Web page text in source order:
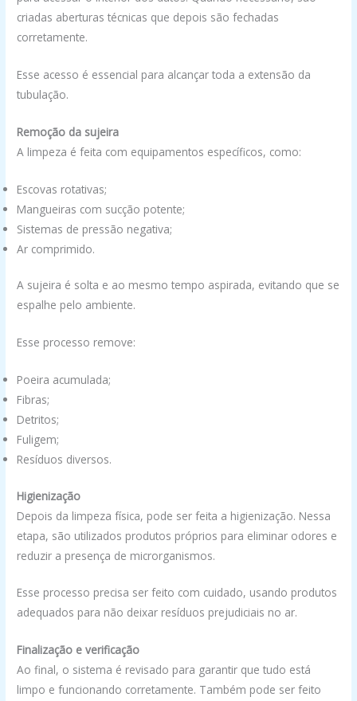
criadas aberturas técnicas que depois são fechadas
corretamente.
Esse acesso é essencial para alcançar toda a extensão da
tubulação.
Remoção da sujeira
A limpeza é feita com equipamentos específicos, como:
Escovas rotativas;
Mangueiras com sucção potente;
Sistemas de pressão negativa;
Ar comprimido.
A sujeira é solta e ao mesmo tempo aspirada, evitando que se
espalhe pelo ambiente.
Esse processo remove:
Poeira acumulada;
Fibras;
Detritos;
Fuligem;
Resíduos diversos.
Higienização
Depois da limpeza física, pode ser feita a higienização. Nessa
etapa, são utilizados produtos próprios para eliminar odores e
reduzir a presença de microrganismos.
Esse processo precisa ser feito com cuidado, usando produtos
adequados para não deixar resíduos prejudiciais no ar.
Finalização e verificação
Ao final, o sistema é revisado para garantir que tudo está
limpo e funcionando corretamente. Também pode ser feito